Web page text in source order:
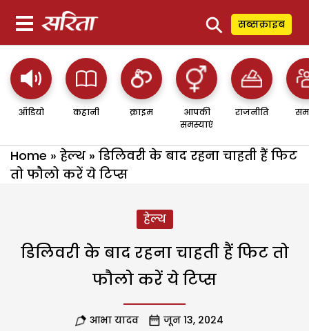
⚲ सब्सक्राइब
ऑडियो कहानी क्राइम
आपकी
समस्याएं
राजनीति
Home » हेल्थ » डिलिवरी के बाद रहना चाहती हैं फिट
तो फौलो करें ये टिप्स
हेल्थ
डिलिवरी के बाद रहना चाहती हैं फिट तो
फौलो करें ये टिप्स
आभा यादव जून 13, 2024